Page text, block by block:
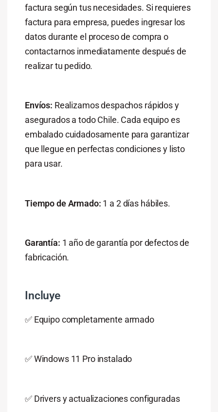
factura según tus necesidades. Si requieres
factura para empresa, puedes ingresar los
datos durante el proceso de compra o
contactarnos inmediatamente después de
realizar tu pedido.
Envíos: Realizamos despachos rápidos y
asegurados a todo Chile. Cada equipo es
embalado cuidadosamente para garantizar
que llegue en perfectas condiciones y listo
para usar.
Tiempo de Armado: 1 a 2 días hábiles.
Garantía: 1 año de garantía por defectos de
fabricación.
Incluye
✅ Equipo completamente armado
✅ Windows 11 Pro instalado
✅ Drivers y actualizaciones configuradas